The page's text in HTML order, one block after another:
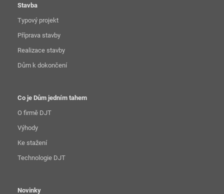
Stavba
Typový projekt
Příprava stavby
Realizace stavby
Dům k dokončení
Co je Dům jedním tahem
O firmě DJT
Výhody
Ke stažení
Technologie DJT
Novinky